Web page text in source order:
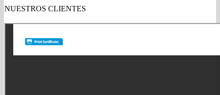
2133
MHZ,
NEGRO
quantity
NUESTROS CLIENTES